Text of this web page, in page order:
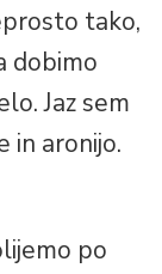
tako,
dobimo
Jaz sem
in aronijo.
po